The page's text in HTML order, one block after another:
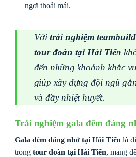
ngơi thoải mái.
Với trải nghiệm
tour đoàn tại Hải Tiến
đến những khoảnh khắc
giúp xây dựng đội ngũ
và đầy nhiệt huyết.
Trải nghiệm gala đêm đáng
Gala đêm đáng nhớ tại Hải Tiến là
trong tour đoàn tại Hải Tiến, mang